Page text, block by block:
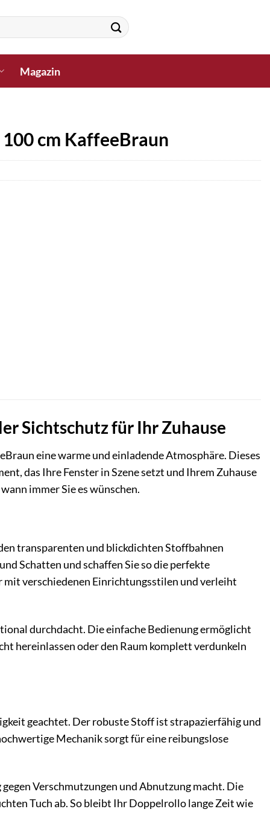
Magazin
cm KaffeeBraun
Sichtschutz für Ihr Zuhause
eine warme und einladende Atmosphäre. Dieses
das Ihre Fenster in Szene setzt und Ihrem Zuhause
immer Sie es wünschen.
transparenten und blickdichten Stoffbahnen
Schatten und schaffen Sie so die perfekte
verschiedenen Einrichtungsstilen und verleiht
durchdacht. Die einfache Bedienung ermöglicht
hereinlassen oder den Raum komplett verdunkeln
geachtet. Der robuste Stoff ist strapazierfähig und
Mechanik sorgt für eine reibungslose
Verschmutzungen und Abnutzung macht. Die
Tuch ab. So bleibt Ihr Doppelrollo lange Zeit wie